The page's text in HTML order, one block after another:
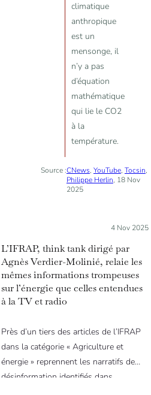
climatique
anthropique
est un
mensonge, il
n’y a pas
d’équation
mathématique
qui lie le CO2
à la
température.
Source :CNews, YouTube, Tocsin,
Philippe Herlin, 18 Nov
2025
Posté le :
4 Nov 2025
L’IFRAP, think tank dirigé par
Agnès Verdier-Molinié, relaie les
mêmes informations trompeuses
sur l’énergie que celles entendues
à la TV et radio
Près d’un tiers des articles de l’IFRAP
dans la catégorie « Agriculture et
énergie » reprennent les narratifs de
désinformation identifiés dans